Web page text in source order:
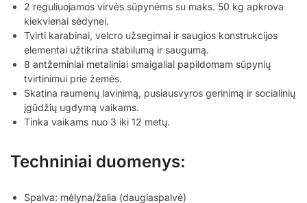
2 reguliuojamos virvės sūpynėms su maks. 50 kg apkrova
kiekvienai sėdynei.
Tvirti karabinai, velcro užsegimai ir saugios konstrukcijos
elementai užtikrina stabilumą ir saugumą.
8 antžeminiai metaliniai smaigaliai papildomam sūpynių
tvirtinimui prie žemės.
Skatina raumenų lavinimą, pusiausvyros gerinimą ir socialinių
įgūdžių ugdymą vaikams.
Tinka vaikams nuo 3 iki 12 metų.
Techniniai duomenys:
Spalva: mėlyna/žalia (daugiaspalvė)